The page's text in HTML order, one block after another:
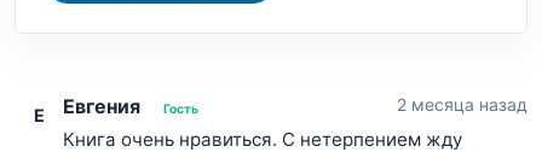
Е Евгения Гость 2 месяца назад
Книга очень нравиться. С нетерпением жду